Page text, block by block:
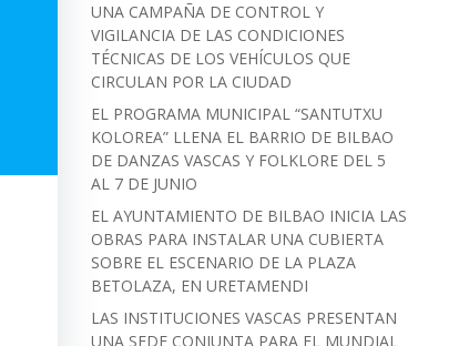
UNA CAMPAÑA DE CONTROL Y
VIGILANCIA DE LAS CONDICIONES
TÉCNICAS DE LOS VEHÍCULOS QUE
CIRCULAN POR LA CIUDAD
EL PROGRAMA MUNICIPAL “SANTUTXU
KOLOREA” LLENA EL BARRIO DE BILBAO
DE DANZAS VASCAS Y FOLKLORE DEL 5
AL 7 DE JUNIO
EL AYUNTAMIENTO DE BILBAO INICIA LAS
OBRAS PARA INSTALAR UNA CUBIERTA
SOBRE EL ESCENARIO DE LA PLAZA
BETOLAZA, EN URETAMENDI
LAS INSTITUCIONES VASCAS PRESENTAN
UNA SEDE CONJUNTA PARA EL MUNDIAL